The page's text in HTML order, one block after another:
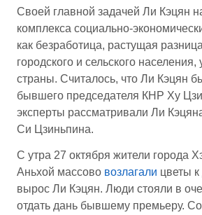
Своей главной задачей Ли Кэцян
комплекса социально-
как безработица, растущая
городского и сельского населения,
страны. Считалось, что Ли Кэцян
бывшего председателя КНР Ху
эксперты рассматривали Ли
Си Цзиньпина.
С утра 27 октября жители города
Аньхой массово возлагали цветы
вырос Ли Кэцян. Люди стояли в
отдать дань бывшему премьеру.